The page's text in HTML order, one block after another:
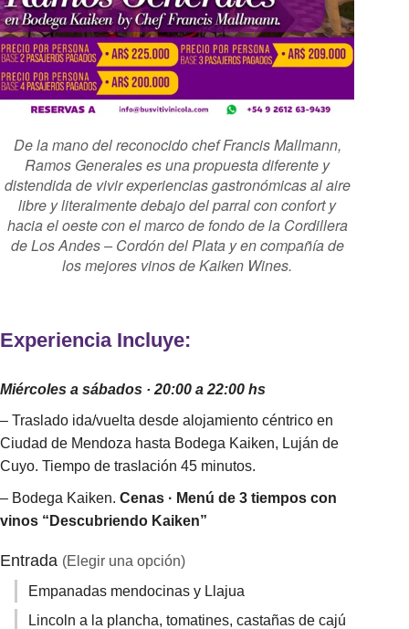
De la mano del reconocido chef Francis Mallmann,
Ramos Generales es una propuesta diferente y
distendida de vivir experiencias gastronómicas al aire
libre y literalmente debajo del parral con confort y
hacia el oeste con el marco de fondo de la Cordillera
de Los Andes – Cordón del Plata y en compañía de
los mejores vinos de Kaiken Wines.
Experiencia Incluye:
Miércoles a sábados · 20:00 a 22:00 hs
– Traslado ida/vuelta desde alojamiento céntrico en
Ciudad de Mendoza hasta Bodega Kaiken, Luján de
Cuyo. Tiempo de traslación 45 minutos.
– Bodega Kaiken. Cenas · Menú de 3 tiempos con
vinos “Descubriendo Kaiken”
Entrada (Elegir una opción)
Empanadas mendocinas y Llajua
Lincoln a la plancha, tomatines, castañas de cajú